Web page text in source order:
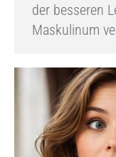
der besseren
Maskulinum